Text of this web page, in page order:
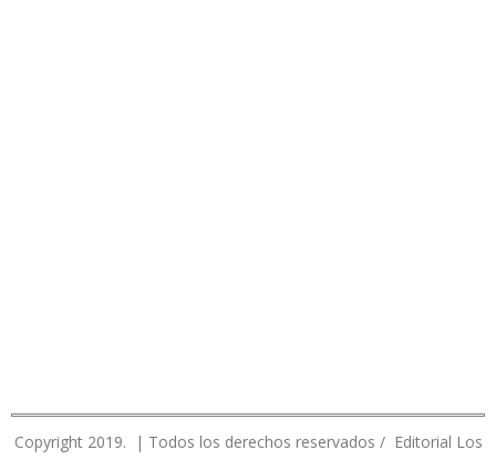
Copyright 2019. | Todos los derechos reservados / Editorial Los